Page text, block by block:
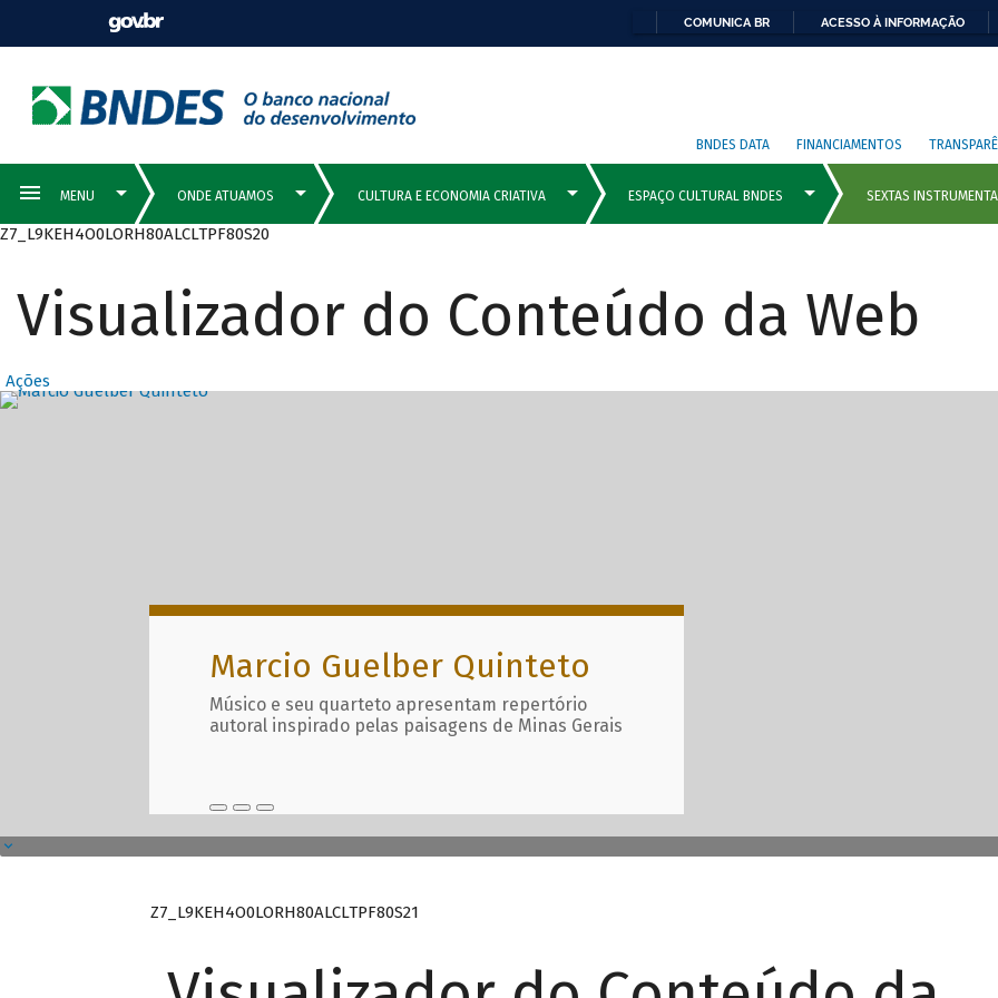
COMUNICA BR ACESSO À INFORMAÇÃO
BNDES DATA FINANCIAMENTOS
Z7_L9KEH4O0LORH80ALCLTPF80S20
Visualizador do Conteúdo da Web
Ações
Destaques Principais com
Marcio Guelber Quinteto
Músico e seu quarteto apresentam repertório
autoral inspirado pelas paisagens de Minas Gerais
Z7_L9KEH4O0LORH80ALCLTPF80S21